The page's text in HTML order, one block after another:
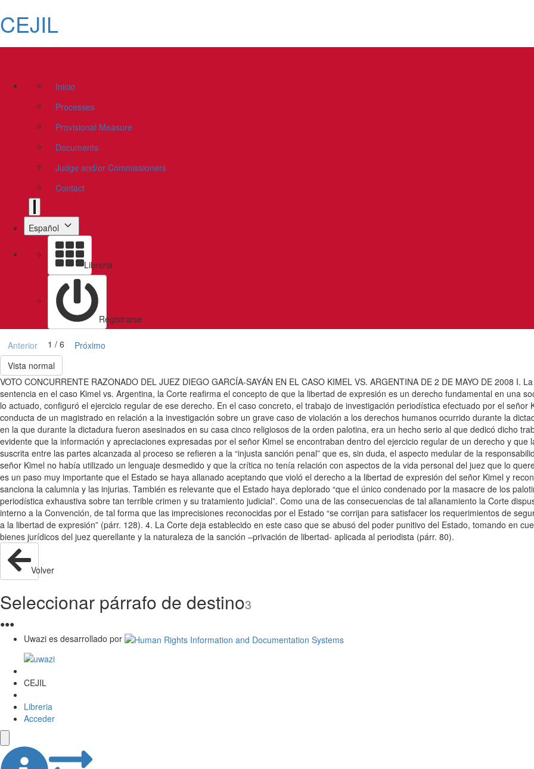
CEJIL
Inicio
Processes
Provisional Measure
Documents
Judge and/or Commissioners
Contact
Español
Libreria
Registrarse
Anterior 1 / 6
Próximo
Vista normal
VOTO CONCURRENTE RAZONADO DEL JUEZ DIEGO GARCÍA-SAYÁN EN EL CASO KIMEL VS. ARGENTINA DE 2 DE MAYO DE 2008 I.
sentencia en el caso Kimel vs. Argentina, la Corte reafirma el concepto de que la libertad de expresión es un derecho fundamental en una
lo actuado, configuró el ejercicio regular de ese derecho. En el caso concreto, el trabajo de investigación periodística efectuado por el
conducta de un magistrado en relación a la investigación sobre un grave caso de violación a los derechos humanos ocurrido durante la
en la que durante la dictadura fueron asesinados en su casa cinco religiosos de la orden palotina, era un hecho serio al que dedicó dicho
evidente que la información y apreciaciones expresadas por el señor Kimel se encontraban dentro del ejercicio regular de un derecho y
suscrita entre las partes alcanzada al proceso se refieren a la “injusta sanción penal” que es, sin duda, el aspecto medular de la
señor Kimel no había utilizado un lenguaje desmedido y que la crítica no tenía relación con aspectos de la vida personal del juez que lo
es un paso muy importante que el Estado se haya allanado aceptando que violó el derecho a la libertad de expresión del señor Kimel y
sanciona la calumnia y las injurias. También es relevante que el Estado haya deplorado “que el único condenado por la masacre de los
periodística exhaustiva sobre tan terrible crimen y su tratamiento judicial”. Como una de las consecuencias de tal allanamiento la Corte
interno a la Convención, de tal forma que las imprecisiones reconocidas por el Estado “se corrijan para satisfacer los requerimientos de
a la libertad de expresión” (párr. 128). 4. La Corte deja establecido en este caso que se abusó del poder punitivo del Estado, tomando en
bienes jurídicos del juez querellante y la naturaleza de la sanción –privación de libertad- aplicada al periodista (párr. 80).
Volver
Seleccionar párrafo de destino3
●●●
Uwazi es desarrollado por
CEJIL
Libreria
Acceder